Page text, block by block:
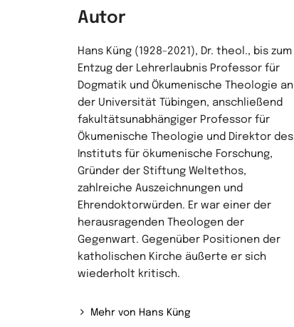
Autor
Hans Küng (1928-2021), Dr. theol., bis zum
Entzug der Lehrerlaubnis Professor für
Dogmatik und Ökumenische Theologie an
der Universität Tübingen, anschließend
fakultätsunabhängiger Professor für
Ökumenische Theologie und Direktor des
Instituts für ökumenische Forschung,
Gründer der Stiftung Weltethos,
zahlreiche Auszeichnungen und
Ehrendoktorwürden. Er war einer der
herausragenden Theologen der
Gegenwart. Gegenüber Positionen der
katholischen Kirche äußerte er sich
wiederholt kritisch.
Mehr von Hans Küng